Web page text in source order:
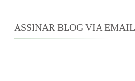
ASSINAR BLOG VIA EMAIL